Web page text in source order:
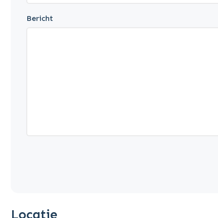
Bericht
Locatie